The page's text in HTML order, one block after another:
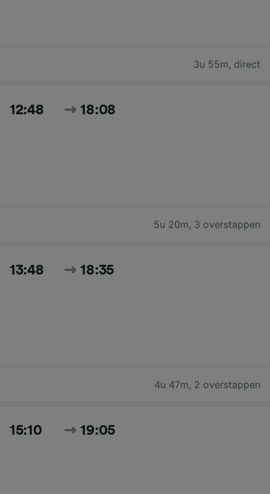
3u 55m, direct
12:48 18:08
5u 20m, 3 overstappen
13:48 18:35
4u 47m, 2 overstappen
15:10 19:05